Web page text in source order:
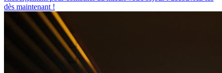
dès maintenant !